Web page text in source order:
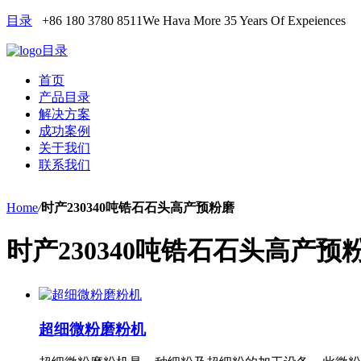
目录 +86 180 3780 8511We Hava More 35 Years Of Expeiences
目录
首页
产品目录
解决方案
成功案例
关于我们
联系我们
Home/时产230340吨锆石石头高产预粉磨
时产230340吨锆石石头高产预
超细微粉磨粉机